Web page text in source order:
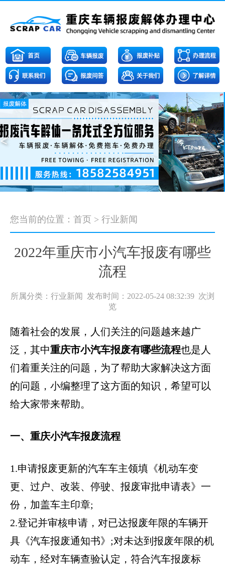
< >
您当前的位置： 首页 > 行业新闻
2022年重庆市小汽车报废有哪些
流程
所属分类：行业新闻 发布时间：2022-05-24 08:32:39 次浏
览
随着社会的发展，人们关注的问题越来越广
泛，其中重庆市小汽车报废有哪些流程也是人
们着重关注的问题，为了帮助大家解决这方面
的问题，小编整理了这方面的知识，希望可以
给大家带来帮助。
一、重庆小汽车报废流程
1.申请报废更新的汽车车主领填《机动车变
更、过户、改装、停驶、报废审批申请表》一
份，加盖车主印章;
2.登记并审核申请，对已达报废年限的车辆开
具《汽车报废通知书》;对未达到报废年限的机
动车，经对车辆查验认定，符合汽车报废标